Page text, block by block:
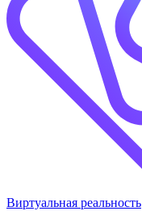
Виртуальная реальность